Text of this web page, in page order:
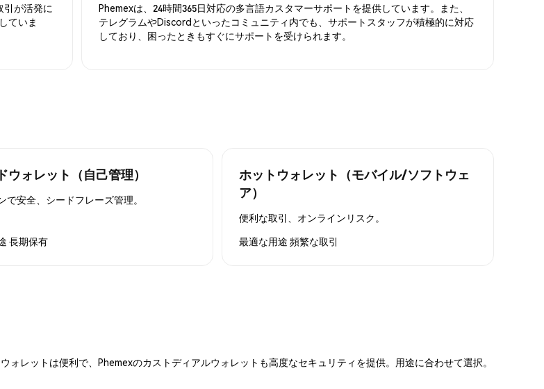
引が活発に
ていま
Phemexは、24時間365日対応の多言語カスタマーサポートを提供しています。また、
テレグラムやDiscordといったコミュニティ内でも、サポートスタッフが積極的に対応
しており、困ったときもすぐにサポートを受けられます。
ウォレット（自己管理）
で安全、シードフレーズ管理。
長期保有
ホットウォレット（モバイル/ソフトウェ
ア）
便利な取引、オンラインリスク。
最適な用途 頻繁な取引
レットは便利で、Phemexのカストディアルウォレットも高度なセキュリティを提供。用途に合わせて選択。